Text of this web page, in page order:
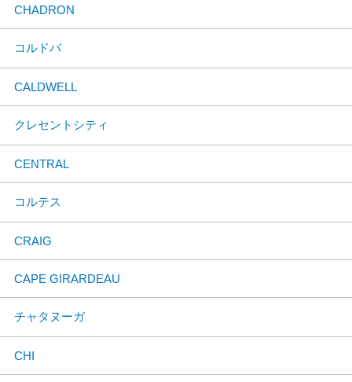
CHADRON
コルドバ
CALDWELL
クレセントシティ
CENTRAL
コルテス
CRAIG
CAPE GIRARDEAU
チャタヌーガ
CHI